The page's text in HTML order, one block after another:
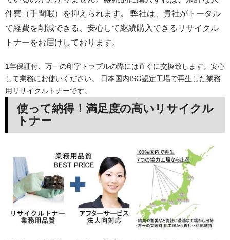
件費（手間暇）を抑えられます。 弊社は、貴社がトータル
で経費を削減できる、安心して継続購入できるリサイクル
トナーをお届けしております。
1年保証付、万一の印字トラブルの際には直ぐに交換致します。安心
して業務にお使いください。 日本国内ISO認定工場で再生した業務
用リサイクルトナーです。
使って納得！満足度の高いリサイクル
トナー